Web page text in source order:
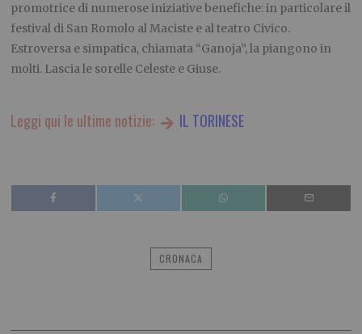
promotrice di numerose iniziative benefiche: in particolare il
festival di San Romolo al Maciste e al teatro Civico.
Estroversa e simpatica, chiamata “Ganoja”, la piangono in
molti. Lascia le sorelle Celeste e Giuse.
Leggi qui le ultime notizie: IL TORINESE
CRONACA